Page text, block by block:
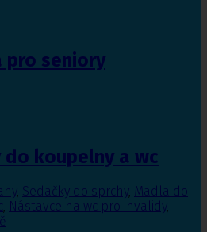
pro seniory
do koupelny a wc
, Sedačky do sprchy, Madla do
, Nástavce na wc pro invalidy,